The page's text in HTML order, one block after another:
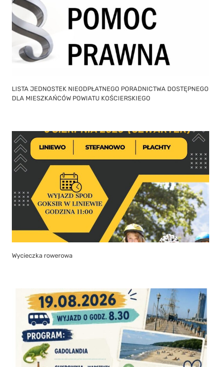
LISTA JEDNOSTEK NIEODPŁATNEGO PORADNICTWA DOSTĘPNEGO
DLA MIESZKAŃCÓW POWIATU KOŚCIERSKIEGO
Wycieczka rowerowa